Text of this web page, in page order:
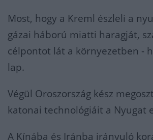
Most, hogy a Kreml észleli a
gázai háború miatti haragját,
célpontot lát a környezetben -
lap.
Végül Oroszország kész
katonai technológiáit a Nyugat
A Kínába és Iránba irányuló